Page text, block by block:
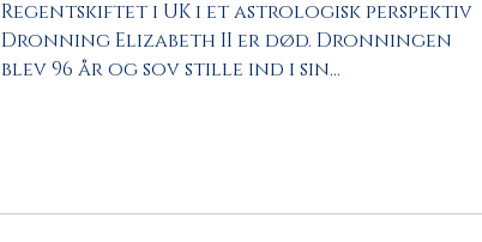
Regentskiftet i UK i et astrologisk perspektiv
Dronning Elizabeth II er død. Dronningen
blev 96 år og sov stille ind i sin